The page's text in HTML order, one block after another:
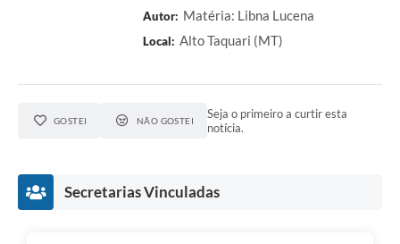
Autor: Matéria: Libna Lucena
Local: Alto Taquari (MT)
GOSTEI NÃO GOSTEI
Seja o primeiro a curtir esta
notícia.
Secretarias Vinculadas